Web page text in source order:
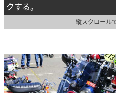
クする。
縦スクロール